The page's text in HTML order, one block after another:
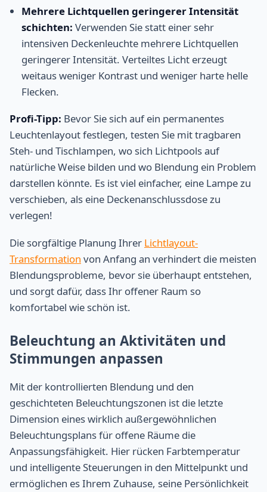
Mehrere Lichtquellen geringerer Intensität
schichten: Verwenden Sie statt einer sehr
intensiven Deckenleuchte mehrere Lichtquellen
geringerer Intensität. Verteiltes Licht erzeugt
weitaus weniger Kontrast und weniger harte helle
Flecken.
Profi-Tipp: Bevor Sie sich auf ein permanentes
Leuchtenlayout festlegen, testen Sie mit tragbaren
Steh- und Tischlampen, wo sich Lichtpools auf
natürliche Weise bilden und wo Blendung ein Problem
darstellen könnte. Es ist viel einfacher, eine Lampe zu
verschieben, als eine Deckenanschlussdose zu
verlegen!
Die sorgfältige Planung Ihrer Lichtlayout-
Transformation von Anfang an verhindert die meisten
Blendungsprobleme, bevor sie überhaupt entstehen,
und sorgt dafür, dass Ihr offener Raum so
komfortabel wie schön ist.
Beleuchtung an Aktivitäten und
Stimmungen anpassen
Mit der kontrollierten Blendung und den
geschichteten Beleuchtungszonen ist die letzte
Dimension eines wirklich außergewöhnlichen
Beleuchtungsplans für offene Räume die
Anpassungsfähigkeit. Hier rücken Farbtemperatur
und intelligente Steuerungen in den Mittelpunkt und
ermöglichen es Ihrem Zuhause, seine Persönlichkeit